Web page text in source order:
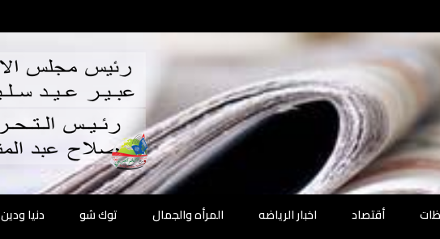
أقتصاد اخبار الرياضه المرأه والجمال توك شو دنيا ودين